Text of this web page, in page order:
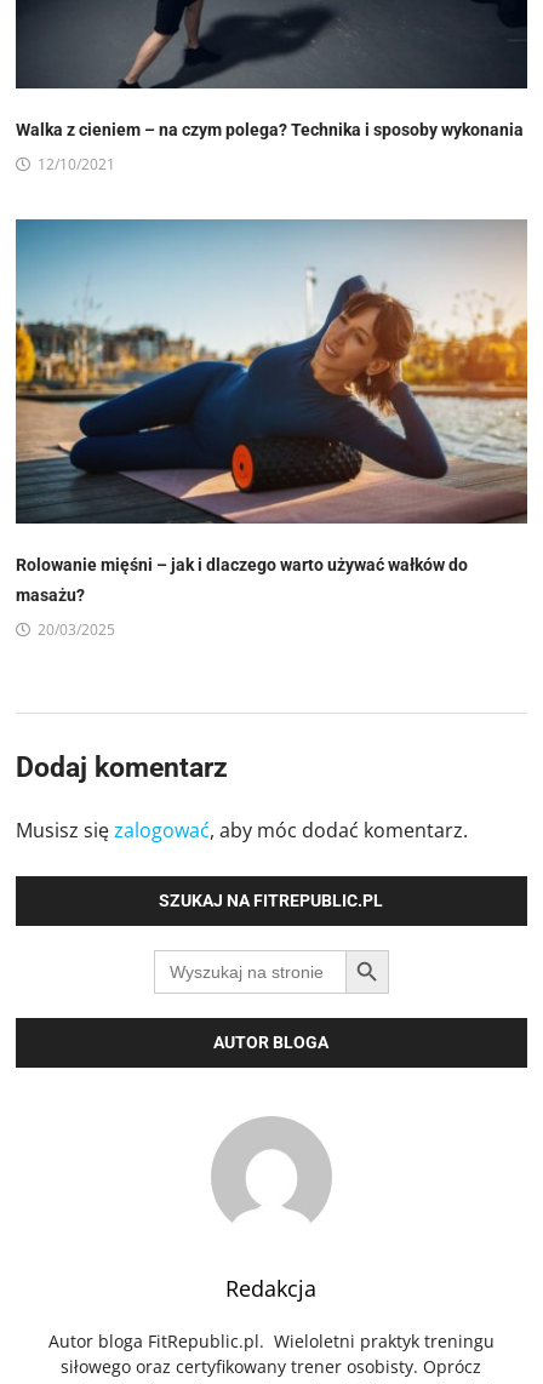
Walka z cieniem – na czym polega? Technika i sposoby wykonania
12/10/2021
Rolowanie mięśni – jak i dlaczego warto używać wałków do
masażu?
20/03/2025
Dodaj komentarz
Musisz sięzalogować, aby móc dodać komentarz.
SZUKAJ NA FITREPUBLIC.PL
Search
for:
SEARCH BUTTON
AUTOR BLOGA
Redakcja
Autor bloga FitRepublic.pl. Wieloletni praktyk treningu
siłowego oraz certyfikowany trener osobisty. Oprócz